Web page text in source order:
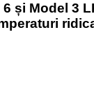
6 și Model 3